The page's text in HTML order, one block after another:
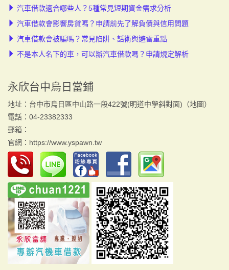
汽車借款適合哪些人？5種常見短期資金需求分析
汽車借款會影響房貸嗎？申請前先了解負債與信用問題
汽車借款會被騙嗎？常見陷阱、話術與避雷重點
不是本人名下的車，可以辦汽車借款嗎？申請規定解析
永欣台中烏日當鋪
地址：台中市烏日區中山路一段422號(明道中學斜對面)（地圖）
電話：04-23382333
郵箱：
官網： https://www.yspawn.tw